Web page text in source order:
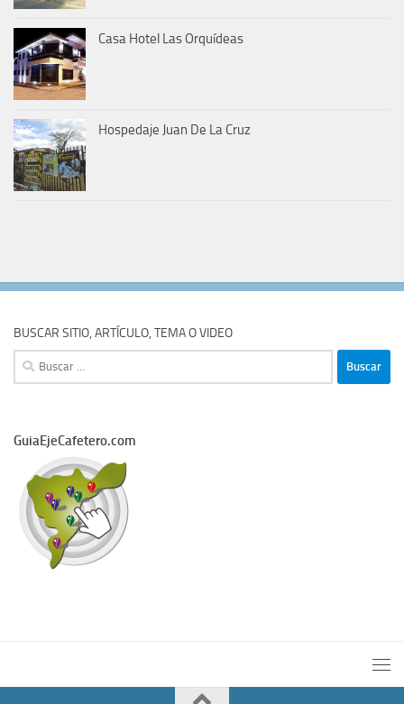
Casa Hotel Las Orquídeas
Hospedaje Juan De La Cruz
BUSCAR SITIO, ARTÍCULO, TEMA O VIDEO
Buscar:
GuiaEjeCafetero.com